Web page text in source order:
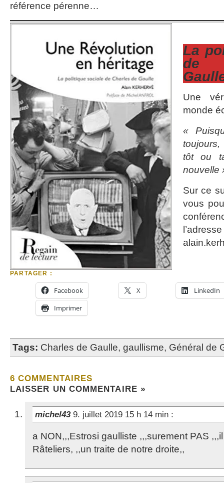
référence pérenne…
La
de
Une
monde
«
tôt ou
nouvelle
Sur ce
vous
PARTAGER :
Facebook X
LinkedIn
Imprimer
Tags: Charles de Gaulle, gaullisme, Général de
6 COMMENTAIRES
LAISSER UN COMMENTAIRE »
michel43 9. juillet 2019 15 h 14 min :
a NON,,,Estrosi gaulliste ,,,surement PAS
Râteliers, ,,un traite de notre droite,,